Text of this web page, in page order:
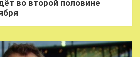
во второй половине